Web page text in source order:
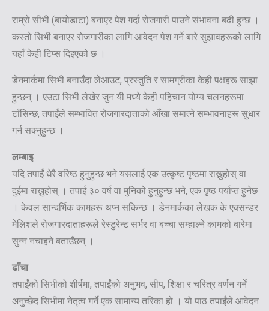
राम्रो सीभी (बायोडाटा) बनाएर पेश गर्दा रोजगारी पाउने संभावना बढी हुन्छ ।
कस्तो सिभी बनाएर रोजगारीका लागि आवेदन पेश गर्ने बारे सुझावहरूको लागि
यहाँ केही टिप्स दिइएको छ ।
डेनमार्कमा सिभी बनाउँदा लेआउट, प्रस्तुति र सामग्रीका केही पक्षहरू साझा
हुन्छन् । एउटा सिभी लेखेर जुन यी मध्ये केही पहिचान योग्य चलनहरूमा
टाँसिन्छ, तपाईंले सम्भावित रोजगारदाताको आँखा समात्ने सम्भावनाहरू सुधार
गर्न सक्नुहुन्छ ।
लम्बाइ
यदि तपाईं धेरै वरिष्ठ हुनुहुन्छ भने यसलाई एक उत्कृष्ट पृष्ठमा राख्नुहोस् वा
दुईमा राख्नुहोस् । तपाई ३० वर्ष वा मुनिको हुनुहुन्छ भने, एक पृष्ठ पर्याप्त हुनेछ
। केवल सान्दर्भिक कामहरू थप्न सकिन्छ । डेनमार्कका लेखक के एक्सन्डर
मेलिशले रोजगारदाताहरूले रेस्टुरेन्ट सर्भर वा बच्चा सम्हाल्ने कामको बारेमा
सुन्न नचाहने बताउँछन् ।
ढाँचा
तपाईंको सिभीको शीर्षमा, तपाईंको अनुभव, सीप, शिक्षा र चरित्र वर्णन गर्ने
अनुच्छेद सिभीमा नेतृत्व गर्ने एक सामान्य तरिका हो । यो पाठ तपाईंले आवेदन